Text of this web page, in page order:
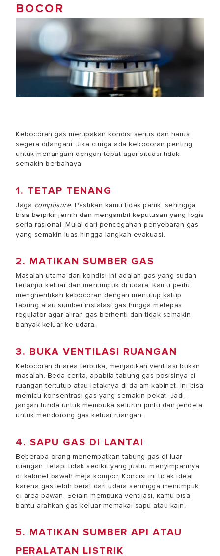
BOCOR
Kebocoran gas merupakan kondisi serius dan harus
segera ditangani. Jika curiga ada kebocoran penting
untuk menangani dengan tepat agar situasi tidak
semakin berbahaya.
1. TETAP TENANG
Jaga composure. Pastikan kamu tidak panik, sehingga
bisa berpikir jernih dan mengambil keputusan yang logis
serta rasional. Mulai dari pencegahan penyebaran gas
yang semakin luas hingga langkah evakuasi.
2. MATIKAN SUMBER GAS
Masalah utama dari kondisi ini adalah gas yang sudah
terlanjur keluar dan menumpuk di udara. Kamu perlu
menghentikan kebocoran dengan menutup katup
tabung atau sumber instalasi gas hingga melepas
regulator agar aliran gas berhenti dan tidak semakin
banyak keluar ke udara.
3. BUKA VENTILASI RUANGAN
Kebocoran di area terbuka, menjadikan ventilasi bukan
masalah. Beda cerita, apabila tabung gas posisinya di
ruangan tertutup atau letaknya di dalam kabinet. Ini bisa
memicu konsentrasi gas yang semakin pekat. Jadi,
jangan tunda untuk membuka seluruh pintu dan jendela
untuk mendorong gas keluar ruangan.
4. SAPU GAS DI LANTAI
Beberapa orang menempatkan tabung gas di luar
ruangan, tetapi tidak sedikit yang justru menyimpannya
di kabinet bawah meja kompor. Kondisi ini tidak ideal
karena gas lebih berat dari udara sehingga menumpuk
di area bawah. Selain membuka ventilasi, kamu bisa
bantu arahkan gas keluar memakai sapu atau kain.
5. MATIKAN SUMBER API ATAU
PERALATAN LISTRIK